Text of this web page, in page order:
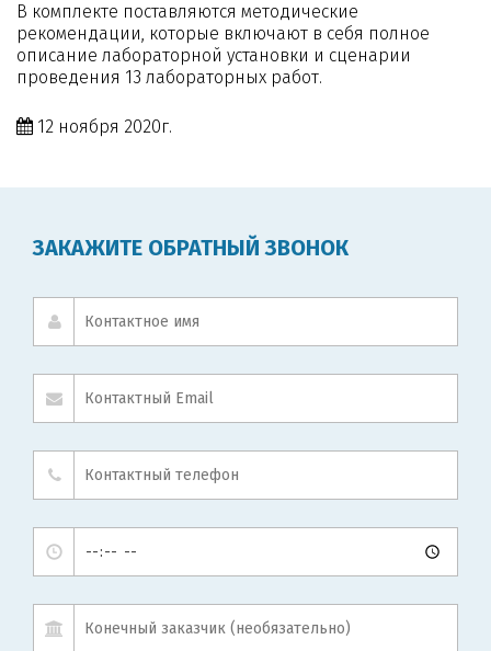
В комплекте поставляются методические
рекомендации, которые включают в себя полное
описание лабораторной установки и сценарии
проведения 13 лабораторных работ.
12 ноября 2020г.
ЗАКАЖИТЕ ОБРАТНЫЙ ЗВОНОК